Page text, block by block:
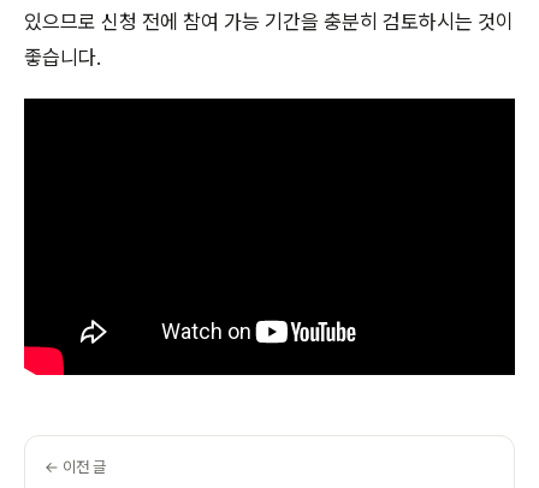
있으므로 신청 전에 참여 가능 기간을 충분히 검토하시는 것이
좋습니다.
← 이전 글